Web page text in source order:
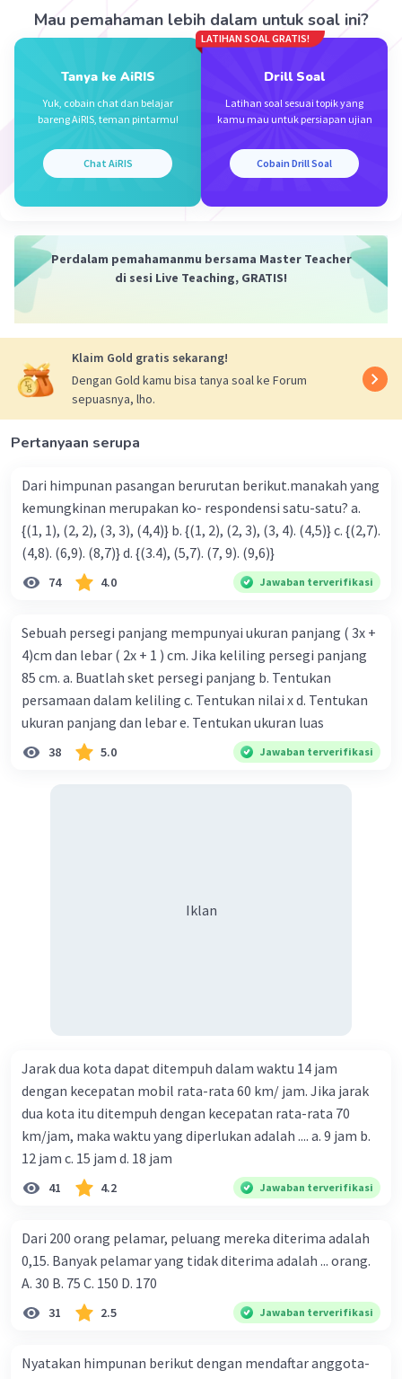
Iklan
Mau pemahaman lebih dalam untuk soal ini?
Tanya ke AiRIS
Yuk, cobain chat dan belajar
bareng AiRIS, teman pintarmu!
Chat AiRIS
LATIHAN SOAL GRATIS!
Drill Soal
Latihan soal sesuai topik yang
kamu mau untuk persiapan ujian
Cobain Drill Soal
Perdalam pemahamanmu bersama Master Teacher
di sesi Live Teaching, GRATIS!
Klaim Gold gratis sekarang!
Dengan Gold kamu bisa tanya soal ke Forum
sepuasnya, lho.
Pertanyaan serupa
Dari himpunan pasangan berurutan berikut.manakah yang
kemungkinan merupakan ko- respondensi satu-satu? a.
{(1, 1), (2, 2), (3, 3), (4,4)} b. {(1, 2), (2, 3), (3, 4). (4,5)} c. {(2,7).
(4,8). (6,9). (8,7)} d. {(3.4), (5,7). (7, 9). (9,6)}
74 4.0 Jawaban terverifikasi
Sebuah persegi panjang mempunyai ukuran panjang ( 3x +
4)cm dan lebar ( 2x + 1 ) cm. Jika keliling persegi panjang
85 cm. a. Buatlah sket persegi panjang b. Tentukan
persamaan dalam keliling c. Tentukan nilai x d. Tentukan
ukuran panjang dan lebar e. Tentukan ukuran luas
38 5.0 Jawaban terverifikasi
Iklan
Jarak dua kota dapat ditempuh dalam waktu 14 jam
dengan kecepatan mobil rata-rata 60 km/ jam. Jika jarak
dua kota itu ditempuh dengan kecepatan rata-rata 70
km/jam, maka waktu yang diperlukan adalah .... a. 9 jam b.
12 jam c. 15 jam d. 18 jam
41 4.2 Jawaban terverifikasi
Dari 200 orang pelamar, peluang mereka diterima adalah
0,15. Banyak pelamar yang tidak diterima adalah ... orang.
A. 30 B. 75 C. 150 D. 170
31 2.5 Jawaban terverifikasi
Nyatakan himpunan berikut dengan mendaftar anggota-